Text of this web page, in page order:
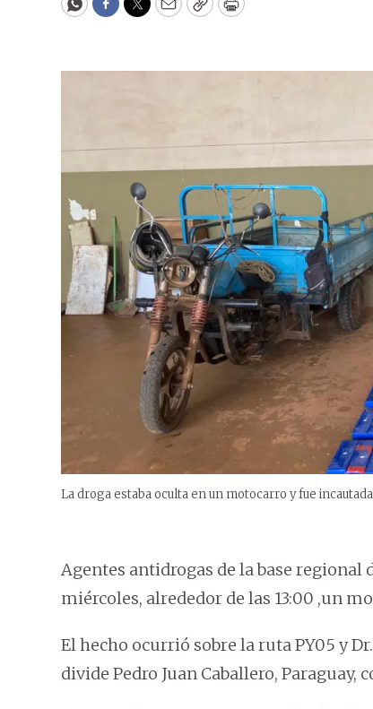
WhatsApp
Facebook
Twitter
EmailCopyPrint
La droga estaba oculta en un motocarro y fue
Agentes antidrogas de la base regional
miércoles, alrededor de las 13:00 ,un
El hecho ocurrió sobre la ruta PY05 y
divide Pedro Juan Caballero, Paraguay,